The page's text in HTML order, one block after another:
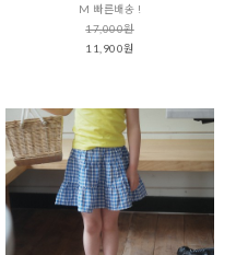
M 빠른배송 !
17,000원
11,900원